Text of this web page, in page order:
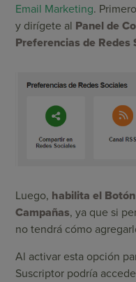
Email Marketing.
y dirígete al Panel de
Preferencias de Redes
Luego, habilita el
Campañas, ya que si
no tendrá cómo
Al activar esta opción
Suscriptor podría